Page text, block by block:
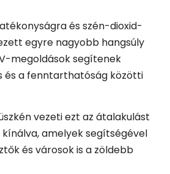
és szén-dioxid-
egyre nagyobb hangsúly
megoldások segítenek
és a fenntarthatóság közötti
vezeti ezt az átalakulást
amelyek segítségével
és városok is a zöldebb